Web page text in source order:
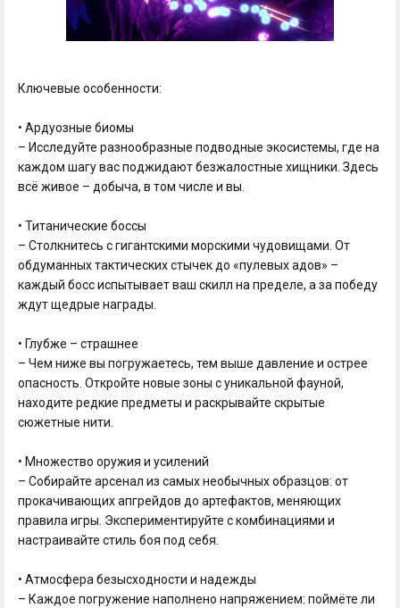
Ключевые особенности:
• Ардуозные биомы
– Исследуйте разнообразные подводные экосистемы, где на
каждом шагу вас поджидают безжалостные хищники. Здесь
всё живое – добыча, в том числе и вы.
• Титанические боссы
– Столкнитесь с гигантскими морскими чудовищами. От
обдуманных тактических стычек до «пулевых адов» –
каждый босс испытывает ваш скилл на пределе, а за победу
ждут щедрые награды.
• Глубже – страшнее
– Чем ниже вы погружаетесь, тем выше давление и острее
опасность. Откройте новые зоны с уникальной фауной,
находите редкие предметы и раскрывайте скрытые
сюжетные нити.
• Множество оружия и усилений
– Собирайте арсенал из самых необычных образцов: от
прокачивающих апгрейдов до артефактов, меняющих
правила игры. Экспериментируйте с комбинациями и
настраивайте стиль боя под себя.
• Атмосфера безысходности и надежды
– Каждое погружение наполнено напряжением: поймёте ли